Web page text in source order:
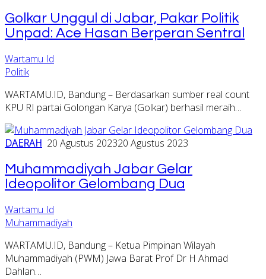
Golkar Unggul di Jabar, Pakar Politik
Unpad: Ace Hasan Berperan Sentral
Wartamu Id
Politik
WARTAMU.ID, Bandung – Berdasarkan sumber real count
KPU RI partai Golongan Karya (Golkar) berhasil meraih…
DAERAH 20 Agustus 202320 Agustus 2023
Muhammadiyah Jabar Gelar
Ideopolitor Gelombang Dua
Wartamu Id
Muhammadiyah
WARTAMU.ID, Bandung – Ketua Pimpinan Wilayah
Muhammadiyah (PWM) Jawa Barat Prof Dr H Ahmad
Dahlan…